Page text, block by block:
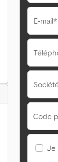
E-mail*
Code
Je